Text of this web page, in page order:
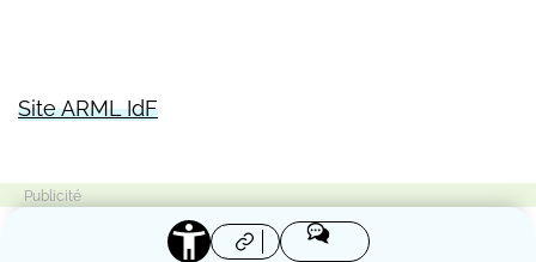
Site ARML IdF